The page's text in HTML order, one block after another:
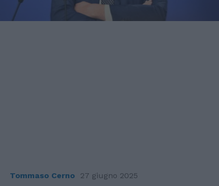
Tommaso Cerno 27 giugno 2025